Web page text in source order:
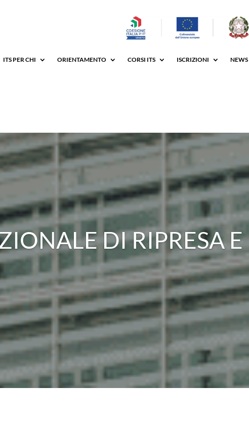
ITS PER CHI ORIENTAMENTO CORSI ITS ISCRIZIONI NEWS
DI RIPRESA E